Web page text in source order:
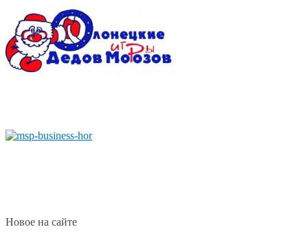
Новое на сайте